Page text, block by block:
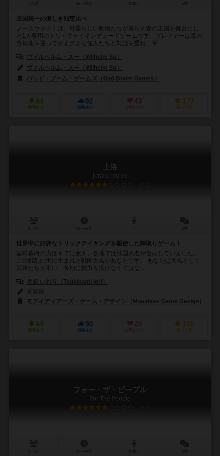
王国統一の優しき知恵比べ
ノースウッド！は、可愛らしい動物たちが暮らす森の王国を舞台にし
た1人専用のトリックテイキングカードゲームです。プレイヤーは森の
各領地を巡ってさまざまな住人たちと対話を重ね、平...
ヴィルヘルム・スー（Wilhelm Su）
ヴィルヘルム・スー（Wilhelm Su）
バッド・ブーム・ゲームズ（Bad Boom Games）
64
興味あり
92
経験あり
43
お気に入り
177
持ってる
上洛
joraku: dulex
6.2
世界中に好評なトリックテイキングを駆使した陣取りゲーム！
室町幕府の力はすでに衰え、各地では戦国大名が台頭していました。
この戦乱の世に生まれた戦国大名があなたです。 あなたは大名として
武将たちを率い、各地に勢力を拡げなくてはな...
月並 いおり（Tsukinami Iori）
モアイディアーズ・ゲーム・デザイン（Moaideas Game Design）
64
興味あり
90
経験あり
20
お気に入り
100
持ってる
フォー・ザ・ピープル
For The People
6.2